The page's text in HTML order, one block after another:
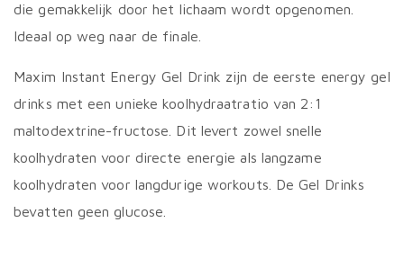
die gemakkelijk door het lichaam wordt opgenomen.
Ideaal op weg naar de finale.
Maxim Instant Energy Gel Drink zijn de eerste energy gel
drinks met een unieke koolhydraatratio van 2:1
maltodextrine-fructose. Dit levert zowel snelle
koolhydraten voor directe energie als langzame
koolhydraten voor langdurige workouts. De Gel Drinks
bevatten geen glucose.